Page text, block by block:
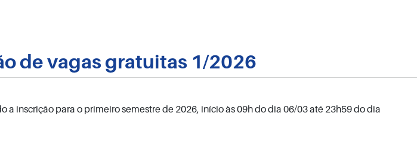
de vagas gratuitas 1/2026
inscrição para o primeiro semestre de 2026, início às 09h do dia 06/03 até 23h59 do dia